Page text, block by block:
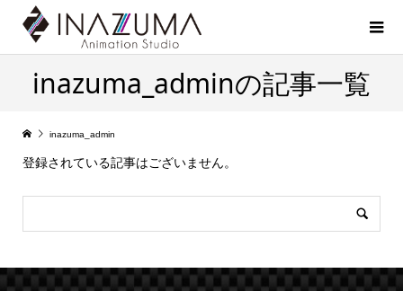
inazuma_adminの記事一覧
inazuma_admin
登録されている記事はございません。